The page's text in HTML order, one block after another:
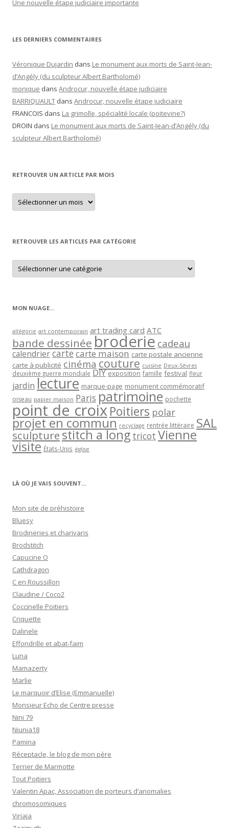
Une nouvelle étape judiciaire importante
LES DERNIERS COMMENTAIRES
Véronique Dujardin dans Le monument aux morts de Saint-Jean-
d’Angély (du sculpteur Albert Bartholomé)
monique dans Androcur, nouvelle étape judiciaire
BARRIQUAULT dans Androcur, nouvelle étape judiciaire
FRANCOIS dans La grimolle, spécialité locale (poitevine?)
DROIN dans Le monument aux morts de Saint-Jean-d’Angély (du
sculpteur Albert Bartholomé)
RETROUVER UN ARTICLE PAR MOIS
Retrouver
un
article
RETROUVER LES ARTICLES PAR CATÉGORIE
Retrouver
les
articles
MON NUAGE…
allégorie art contemporain art trading card ATC
bande dessinée broderie cadeau
calendriercartecarte maison carte postale ancienne
carte à publicité cinéma couture cuisine Deux-Sèvres
deuxième guerre mondiale DIY exposition famille festival fleur
jardin lecture marque-page monument commémoratif
oiseau papier maison Paris patrimoine pochette
point de croixPoitiers polar
projet en commun recyclage rentrée littéraire SAL
sculpturestitch a long tricot Vienne
visite États-Unis église
LÀ OÙ JE VAIS SOUVENT…
Mon site de préhistoire
Bluesy
Brodineries et charivaris
Brodstitch
Capucine O
Cathdragon
C en Roussillon
Claudine / Coco2
Coccinelle Poitiers
Criquette
Dalinele
Effondrille et abat-faim
Luna
Mamazerty
Marlie
Le marquoir d’Elise (Emmanuelle)
Monsieur Echo de Centre presse
Nini 79
Niunia18
Pamina
Réceptacle, le blog de mon père
Terrier de Marmotte
Tout Poitiers
Valentin Apac, Association de porteurs d’anomalies
chromosomiques
Virjaja